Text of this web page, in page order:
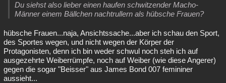
Du siehst also lieber einen haufen schwitzender Macho-
Männer einem Bällchen nachtrullern als hübsche Frauen?
hübsche Frauen...naja, Ansichtssache...aber ich schau den Sport,
des Sportes wegen, und nicht wegen der Körper der
Protagonisten, denn ich bin weder schwul noch steh ich auf
ausgezehrte Weiberrümpfe, noch auf Weiber (wie diese Angerer)
gegen die sogar "Beisser" aus James Bond 007 femininer
aussieht...